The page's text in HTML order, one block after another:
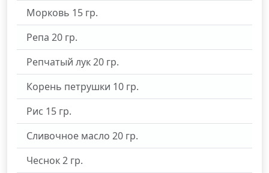
Морковь 15 гр.
Репа 20 гр.
Репчатый лук20 гр.
Корень петрушки 10 гр.
Рис 15 гр.
Сливочное масло 20 гр.
Чеснок2 гр.